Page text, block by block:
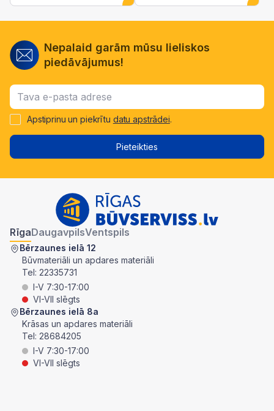
Nepalaid garām mūsu lieliskos
piedāvājumus!
Apstiprinu un piekrītu datu apstrādei.
Pieteikties
RīgaDaugavpilsVentspils
Bērzaunes ielā 12
Būvmateriāli un apdares materiāli
Tel: 22335731
I-V 7:30-17:00
VI-VII slēgts
Bērzaunes ielā 8a
Krāsas un apdares materiāli
Tel: 28684205
I-V 7:30-17:00
VI-VII slēgts